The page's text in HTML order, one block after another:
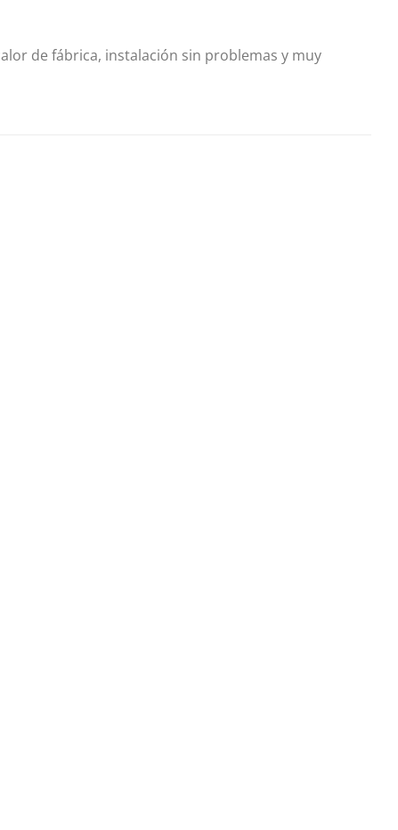
de fábrica, instalación sin problemas y muy